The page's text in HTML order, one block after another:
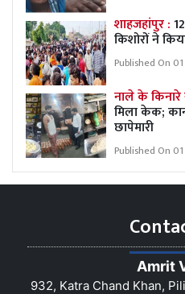
शाहजहांपुर :
किशोरों ने
Published On
नाले के किनारे
मिला केक;
छापेमारी
Published On
Amrit
932, Katra Chand Khan,